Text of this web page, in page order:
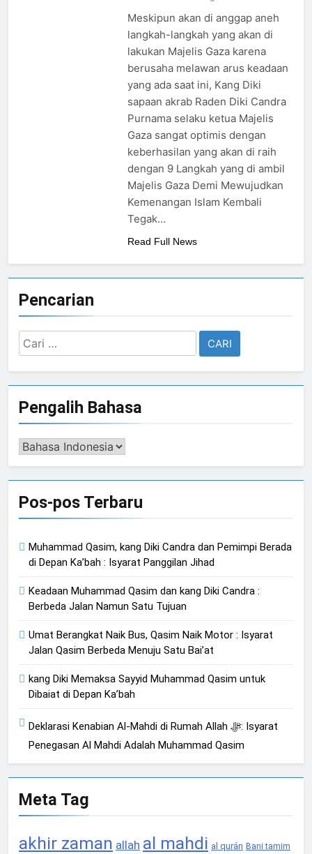
Ada Batas Waktu
(Kesempatan) untuk Uzlah : “
Panggilan Pulang ke Tanah
Uzlah Sebelum Pukul
Sepuluh.”
2 Hari Ago
Pergantian Kepemimpinan
Nusantara: Prabowo
Lengser, kang Diki Candra
Sang Satrio Piningit Tampil
di Panggung Sejarah
2 Hari Ago
Pengumuman
Terbuka Tentang
Mimpi Sdr Julian :
Isyarat akan
Dibacakan Pesan
Baru di Tengah
Jemaah
2 Hari Ago
Allah ﷻ Telah Menyiapkan
“Gua Ashabul Kahfi” Akhir
Zaman Bagi Para Helper
Muhammad Qasim, Kuncinya
di Tangan Muhammad Qasim,
Dengan 7 Tokoh Inti Sebagai
Porosnya dan Hanya Jiwa-
Masuk
3 Hari Ago
Meskipun akan di anggap aneh
langkah-langkah yang akan di
lakukan Majelis Gaza karena
berusaha melawan arus keadaan
yang ada saat ini, Kang Diki
sapaan akrab Raden Diki Candra
Purnama selaku ketua Majelis
Gaza sangat optimis dengan
keberhasilan yang akan di raih
dengan 9 Langkah yang di ambil
Majelis Gaza Demi Mewujudkan
Kemenangan Islam Kembali
Tegak…
Read Full News
Pencarian
Cari
untuk:
Pengalih Bahasa
Pengalih
Pos-pos Terbaru
Muhammad Qasim, kang Diki Candra dan Pemimpi Berada
di Depan Ka’bah : Isyarat Panggilan Jihad
Keadaan Muhammad Qasim dan kang Diki Candra :
Berbeda Jalan Namun Satu Tujuan
Umat Berangkat Naik Bus, Qasim Naik Motor : Isyarat
Jalan Qasim Berbeda Menuju Satu Bai’at
kang Diki Memaksa Sayyid Muhammad Qasim untuk
Dibaiat di Depan Ka’bah
Deklarasi Kenabian Al-Mahdi di Rumah Allah ﷻ: Isyarat
Penegasan Al Mahdi Adalah Muhammad Qasim
Meta Tag
akhir zaman allah al mahdi al qurán Bani tamim